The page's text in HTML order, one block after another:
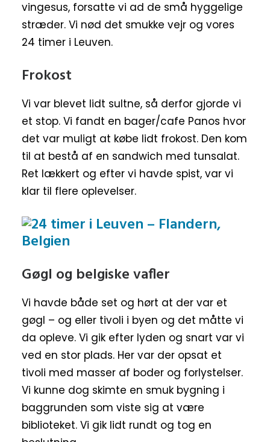
vingesus, forsatte vi ad de små hyggelige
stræder. Vi nød det smukke vejr og vores
24 timer i Leuven.
Frokost
Vi var blevet lidt sultne, så derfor gjorde vi
et stop. Vi fandt en bager/cafe Panos hvor
det var muligt at købe lidt frokost. Den kom
til at bestå af en sandwich med tunsalat.
Ret lækkert og efter vi havde spist, var vi
klar til flere oplevelser.
Gøgl og belgiske vafler
Vi havde både set og hørt at der var et
gøgl – og eller tivoli i byen og det måtte vi
da opleve. Vi gik efter lyden og snart var vi
ved en stor plads. Her var der opsat et
tivoli med masser af boder og forlystelser.
Vi kunne dog skimte en smuk bygning i
baggrunden som viste sig at være
biblioteket. Vi gik lidt rundt og tog en